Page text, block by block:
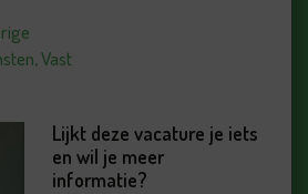
Vast
Lijkt deze vacature je iets
en wil je meer
informatie?